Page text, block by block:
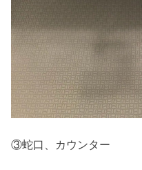
③蛇口、カウンター